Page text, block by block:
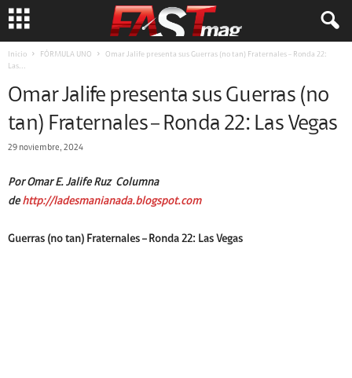
Inicio FÓRMULA UNO
Omar Jalife presenta sus Guerras (no tan) Fraternales – Ronda 22:
Las...
Omar Jalife presenta sus Guerras (no
tan) Fraternales – Ronda 22: Las Vegas
29 noviembre, 2024
Por Omar E. Jalife Ruz Columna
de http://ladesmanianada.blogspot.com
Guerras (no tan) Fraternales – Ronda 22: Las Vegas